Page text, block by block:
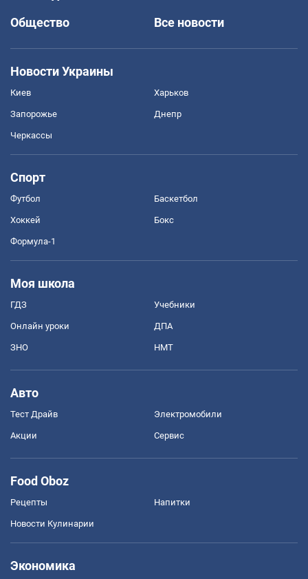
Общество
Все новости
Новости Украины
Киев Харьков
Запорожье Днепр
Черкассы
Спорт
Футбол Баскетбол
Хоккей Бокс
Формула-1
Моя школа
ГДЗ Учебники
Онлайн уроки ДПА
ЗНО НМТ
Авто
Тест Драйв Электромобили
Акции Сервис
Food Oboz
Рецепты Напитки
Новости Кулинарии
Экономика